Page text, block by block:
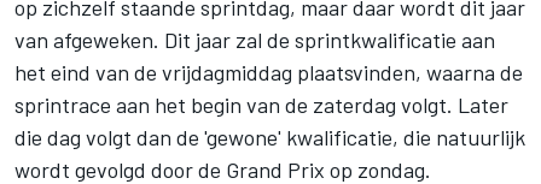
op zichzelf staande sprintdag, maar daar wordt dit jaar
van afgeweken. Dit jaar zal de sprintkwalificatie aan
het eind van de vrijdagmiddag plaatsvinden, waarna de
sprintrace aan het begin van de zaterdag volgt. Later
die dag volgt dan de 'gewone' kwalificatie, die natuurlijk
wordt gevolgd door de Grand Prix op zondag.